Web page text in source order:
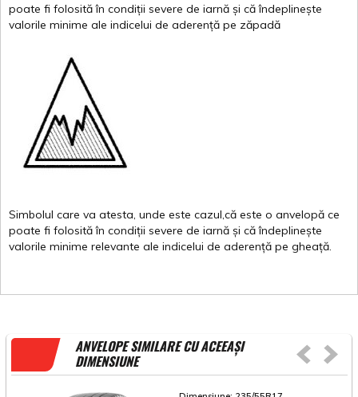
poate fi folosită în condiții severe de iarnă și că îndeplinește
valorile minime ale indicelui de aderență pe zăpadă
Simbolul care va atesta unde este cazul,că este o anvelopă ce
poate fi folosită în condiții severe de iarnă și că îndeplinește
valorile minime relevante ale indicelui de aderență pe gheață
ANVELOPE SIMILARE CU ACEEAȘI
DIMENSIUNE